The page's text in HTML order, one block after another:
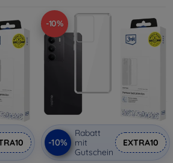
-10%
-10%
Rabatt
mit
Gutschein
EXTRA10